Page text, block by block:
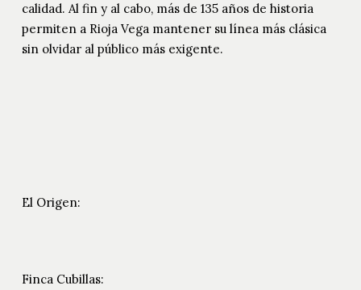
calidad. Al fin y al cabo, más de 135 años de historia
permiten a Rioja Vega mantener su línea más clásica
sin olvidar al público más exigente.
El Origen:
Finca Cubillas: